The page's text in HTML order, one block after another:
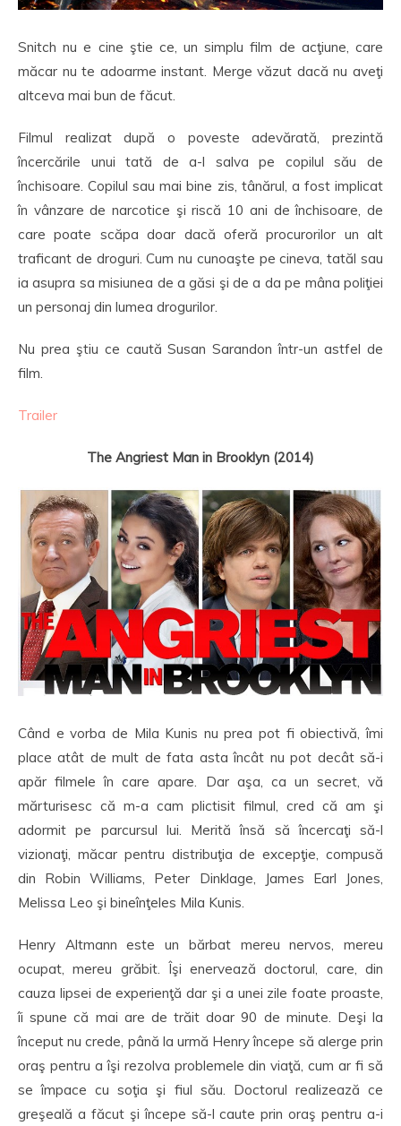
Snitch nu e cine ştie ce, un simplu film de acţiune, care
măcar nu te adoarme instant. Merge văzut dacă nu aveţi
altceva mai bun de făcut.
Filmul realizat după o poveste adevărată, prezintă
încercările unui tată de a-l salva pe copilul său de
închisoare. Copilul sau mai bine zis, tânărul, a fost implicat
în vânzare de narcotice şi riscă 10 ani de închisoare, de
care poate scăpa doar dacă oferă procurorilor un alt
traficant de droguri. Cum nu cunoaşte pe cineva, tatăl sau
ia asupra sa misiunea de a găsi şi de a da pe mâna poliţiei
un personaj din lumea drogurilor.
Nu prea ştiu ce caută Susan Sarandon într-un astfel de
film.
Trailer
The Angriest Man in Brooklyn (2014)
Când e vorba de Mila Kunis nu prea pot fi obiectivă, îmi
place atât de mult de fata asta încât nu pot decât să-i
apăr filmele în care apare. Dar aşa, ca un secret, vă
mărturisesc că m-a cam plictisit filmul, cred că am şi
adormit pe parcursul lui. Merită însă să încercaţi să-l
vizionaţi, măcar pentru distribuţia de excepţie, compusă
din Robin Williams, Peter Dinklage, James Earl Jones,
Melissa Leo şi bineînţeles Mila Kunis.
Henry Altmann este un bărbat mereu nervos, mereu
ocupat, mereu grăbit. Îşi enervează doctorul, care, din
cauza lipsei de experienţă dar şi a unei zile foate proaste,
îi spune că mai are de trăit doar 90 de minute. Deşi la
început nu crede, până la urmă Henry începe să alerge prin
oraş pentru a îşi rezolva problemele din viaţă, cum ar fi să
se împace cu soţia şi fiul său. Doctorul realizează ce
greşeală a făcut şi începe să-l caute prin oraş pentru a-i